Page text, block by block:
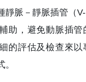
靜脈－靜脈插管（
助，避免動脈插管
的評估及檢查來以